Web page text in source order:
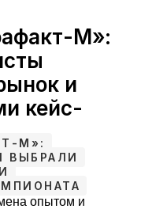
М»:
и
кейс-
М»:
ВЫБРАЛИ
опытом и